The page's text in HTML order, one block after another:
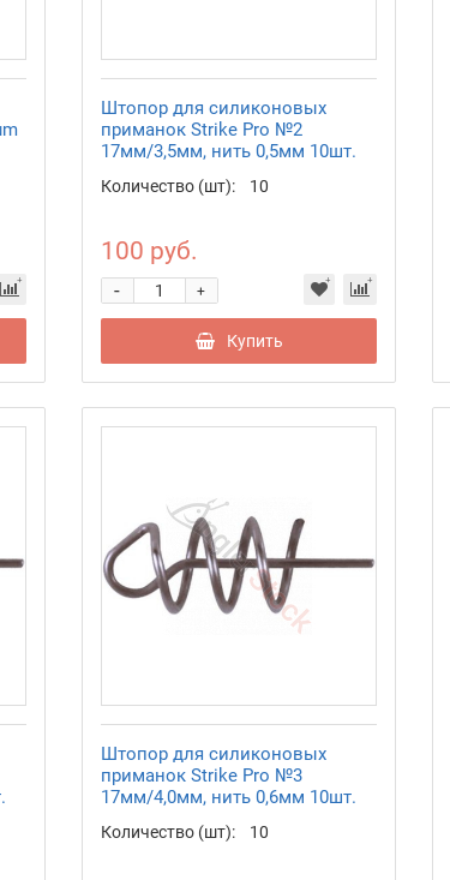
Штопор для силиконовых
приманок Strike Pro №2
17мм/3,5мм, нить 0,5мм 10шт.
Количество (шт): 10
100 руб.
+
-
Купить
Штопор для силиконовых
приманок Strike Pro №3
17мм/4,0мм, нить 0,6мм 10шт.
Количество (шт): 10